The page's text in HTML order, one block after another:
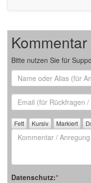
Bitte nutzen Sie für
Name
oder
Alias
Email
(für
Rückfrage)
Kommentar
/
Anregung
Datenschutz:*